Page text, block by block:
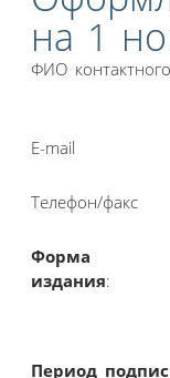
на 1
ФИО
E-mail
Телефон/факс
Форма
издания:
Период